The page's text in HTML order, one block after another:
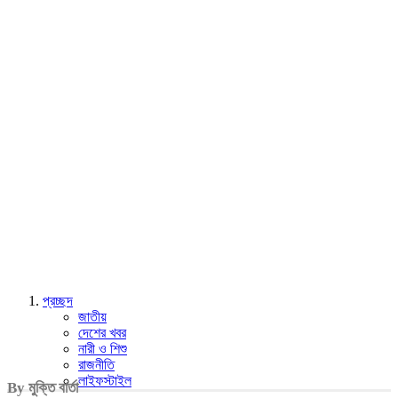
প্রচ্ছদ
জাতীয়
দেশের খবর
নারী ও শিশু
রাজনীতি
লাইফস্টাইল
By মুক্তি বার্তা